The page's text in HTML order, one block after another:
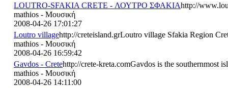
LOUTRO-SFAKIA CRETE - ΛΟΥΤΡΟ ΣΦΑΚΙΑhttp://
mathios - Μουσική
2008-04-26 17:01:27
Loutro villagehttp://creteisland.grLoutro village Sfakia Region
mathios - Μουσική
2008-04-26 16:59:42
Gavdos - Cretehttp://crete-kreta.comGavdos is the southernmost
mathios - Μουσική
2008-04-26 14:11:00